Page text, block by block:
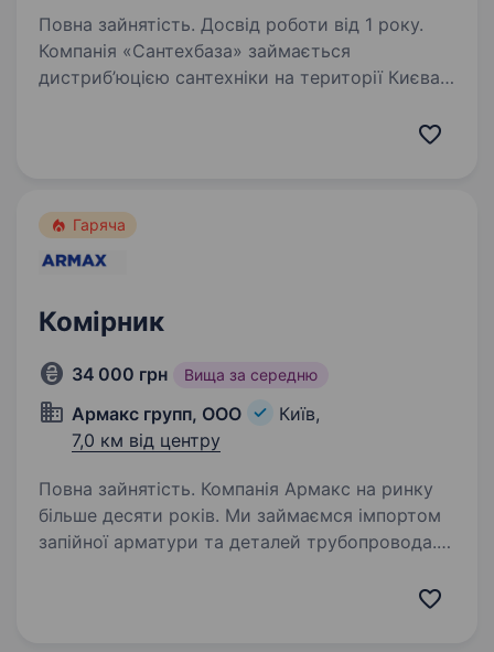
Повна зайнятість. Досвід роботи від 1 року.
Компанія «Сантехбаза» займається
дистриб’юцією сантехніки на території Києва
та офіційним представником низки торгових
Гаряча
Комірник
34 000 грн Вища за середню
Армакс групп, ООО
Київ,
7,0 км від центру
Повна зайнятість. Компанія Армакс на ринку
більше десяти років. Ми займаємся імпортом
запійної арматури та деталей трубопровода.